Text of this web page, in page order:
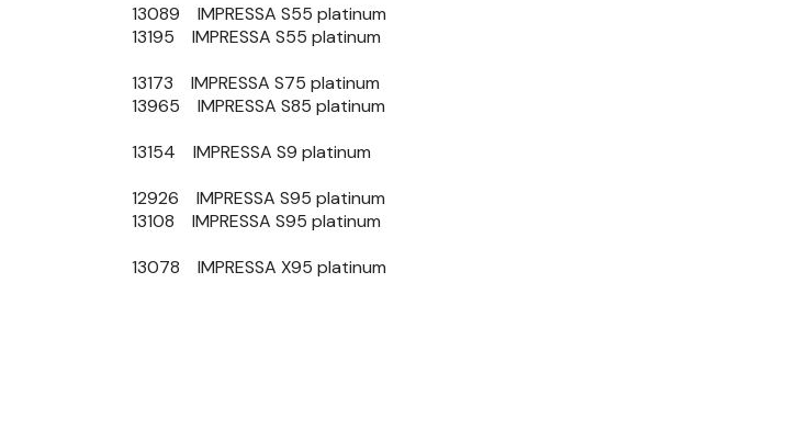
13089 IMPRESSA S55 platinum
13195 IMPRESSA S55 platinum
13173 IMPRESSA S75 platinum
13965 IMPRESSA S85 platinum
13154 IMPRESSA S9 platinum
12926 IMPRESSA S95 platinum
13108 IMPRESSA S95 platinum
13078 IMPRESSA X95 platinum